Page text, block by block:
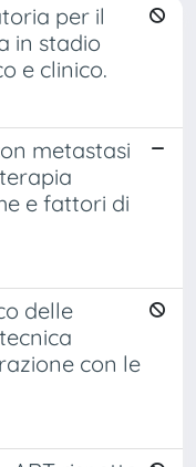
per il
in stadio
e clinico.
metastasi
e fattori di
delle
con le